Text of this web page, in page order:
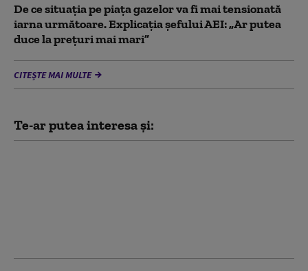
De ce situaţia pe piaţa gazelor va fi mai tensionată
iarna următoare. Explicația șefului AEI: „Ar putea
duce la preţuri mai mari”
CITEȘTE MAI MULTE
Te-ar putea interesa și: